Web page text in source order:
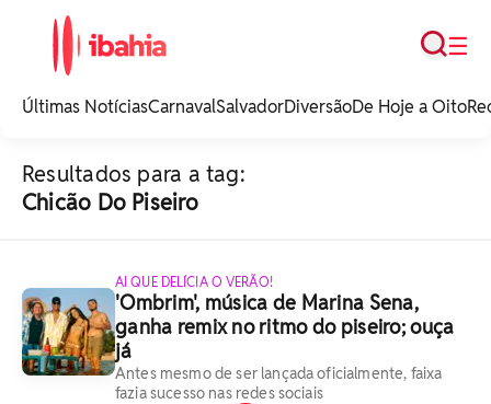
noticias e
☰
Busca
Últimas NotíciasCarnavalSalvadorDiversãoDe Hoje a Oito
Resultados para a tag:
Chicão Do Piseiro
AI QUE DELÍCIA O VERÃO!
'Ombrim', música de Marina Sena,
ganha remix no ritmo do piseiro; ouça
já
Antes mesmo de ser lançada oficialmente, faixa
fazia sucesso nas redes sociais